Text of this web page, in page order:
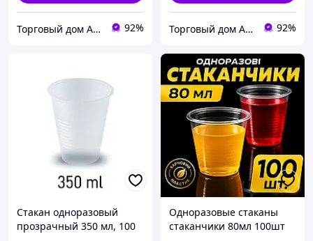
Торговый дом ARMADA PACK 92% Торговый дом ARMADA PACK 92%
Стакан одноразовый
прозрачный 350 мл, 100
Одноразовые стаканы
стаканчики 80мл 100шт